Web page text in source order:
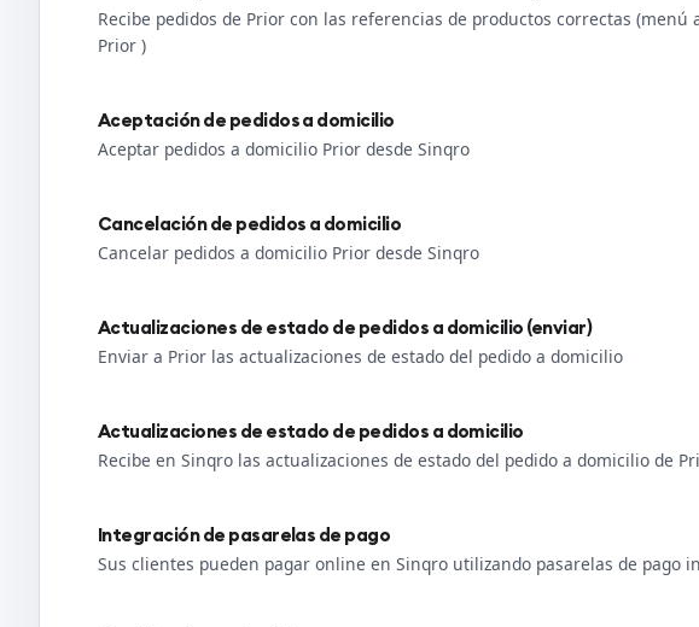
Recibe pedidos de Prior con las referencias de productos correctas
Prior )
Aceptación de pedidos a domicilio
Aceptar pedidos a domicilio Prior desde Sinqro
Cancelación de pedidos a domicilio
Cancelar pedidos a domicilio Prior desde Sinqro
Actualizaciones de estado de pedidos a domicilio (enviar)
Enviar a Prior las actualizaciones de estado del pedido a domicilio
Actualizaciones de estado de pedidos a domicilio
Recibe en Sinqro las actualizaciones de estado del pedido a domicilio de
Integración de pasarelas de pago
Sus clientes pueden pagar online en Sinqro utilizando pasarelas de pago